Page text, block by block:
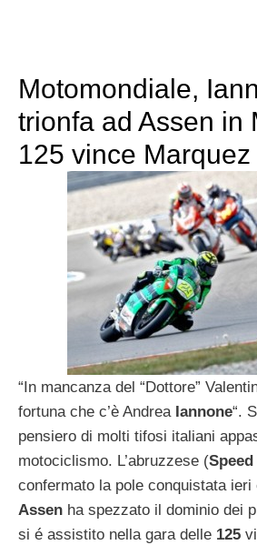
Motomondiale,
trionfa ad Assen in
125 vince Marquez
“In mancanza del “Dottore”
fortuna che c’è Andrea Iannone“.
pensiero di molti tifosi italiani
motociclismo. L’abruzzese (Speed
confermato la pole conquistata ieri
Assen ha spezzato il dominio dei
si é assistito nella gara delle 125